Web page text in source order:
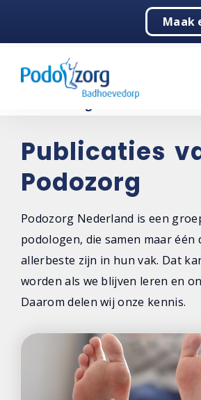
Maak
Podologie
Over ons
Contact
Publicaties
Podozorg
Podozorg Nederland is een
podologen, die samen maar één
allerbeste zijn in hun vak. Dat
worden als we blijven leren en
Daarom delen wij onze kennis.